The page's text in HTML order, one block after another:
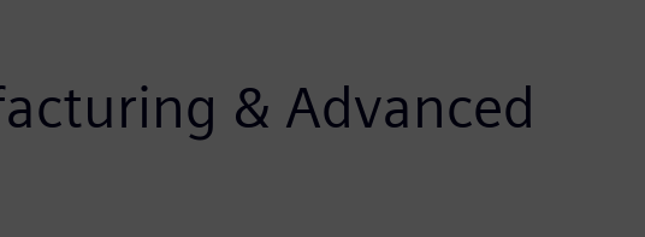
& Advanced